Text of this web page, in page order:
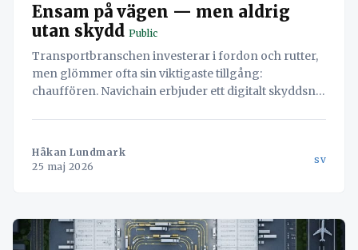
Ensam på vägen — men aldrig
utan skydd Public
Transportbranschen investerar i fordon och rutter,
men glömmer ofta sin viktigaste tillgång:
chauffören. Navichain erbjuder ett digitalt skyddsnät
Håkan Lundmark
25 maj 2026
sv